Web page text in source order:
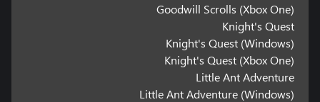
Goodwill Scrolls (Xbox One)
Knight's Quest
Knight's Quest (Windows)
Knight's Quest (Xbox One)
Little Ant Adventure
Little Ant Adventure (Windows)